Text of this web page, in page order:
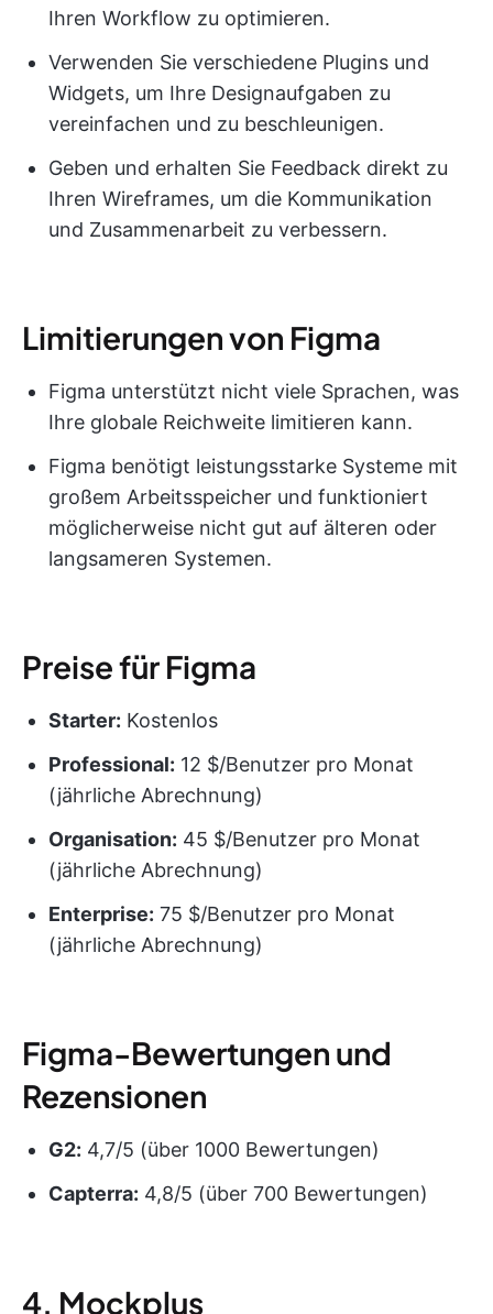
Ihren Workflow zu optimieren.
Verwenden Sie verschiedene Plugins und
Widgets, um Ihre Designaufgaben zu
vereinfachen und zu beschleunigen.
Geben und erhalten Sie Feedback direkt zu
Ihren Wireframes, um die Kommunikation
und Zusammenarbeit zu verbessern.
Limitierungen von Figma
Figma unterstützt nicht viele Sprachen, was
Ihre globale Reichweite limitieren kann.
Figma benötigt leistungsstarke Systeme mit
großem Arbeitsspeicher und funktioniert
möglicherweise nicht gut auf älteren oder
langsameren Systemen.
Preise für Figma
Starter: Kostenlos
Professional: 12 $/Benutzer pro Monat
(jährliche Abrechnung)
Organisation: 45 $/Benutzer pro Monat
(jährliche Abrechnung)
Enterprise: 75 $/Benutzer pro Monat
(jährliche Abrechnung)
Figma-Bewertungen und
Rezensionen
G2: 4,7/5 (über 1000 Bewertungen)
Capterra: 4,8/5 (über 700 Bewertungen)
4. Mockplus